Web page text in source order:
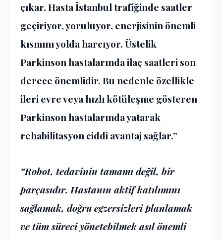
çıkar. Hasta İstanbul trafiğinde saatler
geçiriyor, yoruluyor, enerjisinin önemli
kısmını yolda harcıyor. Üstelik
Parkinson hastalarında ilaç saatleri son
derece önemlidir. Bu nedenle özellikle
ileri evre veya hızlı kötüleşme gösteren
Parkinson hastalarında yatarak
rehabilitasyon ciddi avantaj sağlar.”
“Robot, tedavinin tamamı değil, bir
parçasıdır. Hastanın aktif katılımını
sağlamak, doğru egzersizleri planlamak
ve tüm süreci yönetebilmek asıl önemli